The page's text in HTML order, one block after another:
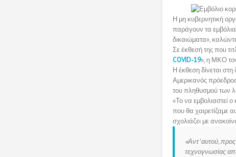
Η μη κυβερνητική
παράγουν τα εμβόλια
δικαιώματα»,
Σε έκθεσή της που
COVID-19», η ΜΚΟ
Η έκθεση δίνεται
Αμερικανός
του πληθυσμού των
«Το να εμβολιαστεί
που θα χαιρετίζαμε
σχολιάζει με
«Αντ’ αυτού,
τεχνογνωσίας